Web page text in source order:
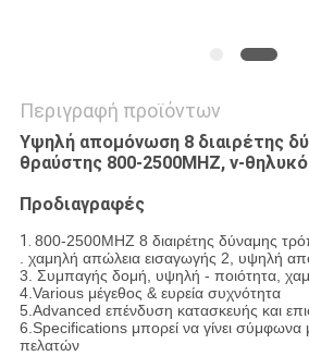
Περιγραφή προϊόντων
Υψηλή απομόνωση 8 διαιρέτης
θραύστης 800-2500MHZ, ν-
Προδιαγραφές
1. 800-2500MHZ 8 διαιρέτης δύναμης
. χαμηλή απώλεια εισαγωγής 2, υψηλή
3. Συμπαγής δομή, υψηλή - ποιότητα,
4.Various μέγεθος & ευρεία συχνότητα
5.Advanced επένδυση κατασκευής και
6.Specifications μπορεί να γίνει σύμφωνα
πελατών